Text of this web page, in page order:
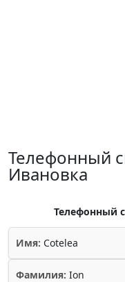
Телефонный
Ивановка
Телефонный
Имя: Cotelea
Фамилия: Ion